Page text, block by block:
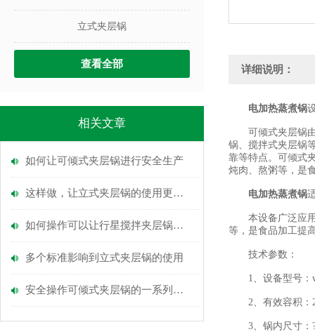
立式夹层锅
查看全部
相关文章
如何让可倾式夹层锅进行安全生产
这样做，让立式夹层锅的使用更安全
如何操作可以让行星搅拌夹层锅搅拌混合
多个标准影响到立式夹层锅的使用
安全操作可倾式夹层锅的一系列规程
详细说明：
电加热蒸煮锅
可倾式夹层锅由
锅、搅拌式夹层锅
靠等特点。可倾式
炖肉、熬粥等，是
电加热蒸煮锅
本设备广泛应用
等，是食品加工提
技术参数：
1、设备型号：
2、有效容积：
3、锅内尺寸：